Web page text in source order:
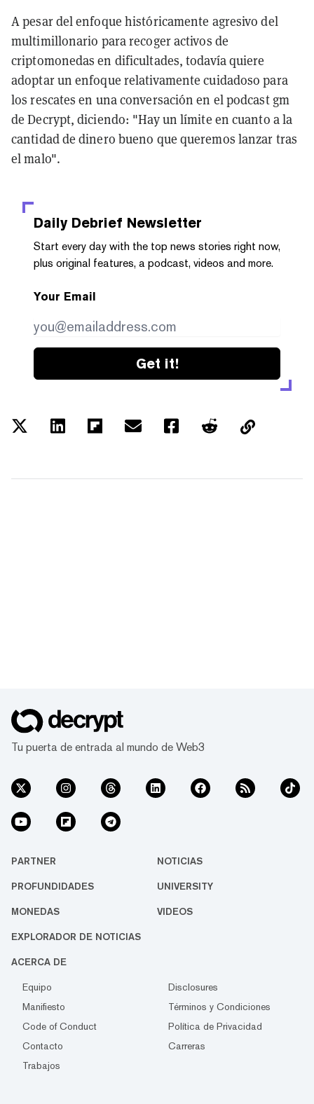
A pesar del enfoque históricamente agresivo del
multimillonario para recoger activos de
criptomonedas en dificultades, todavía quiere
adoptar un enfoque relativamente cuidadoso para
los rescates en una conversación en el podcast gm
de Decrypt, diciendo: "Hay un límite en cuanto a la
cantidad de dinero bueno que queremos lanzar tras
el malo".
Daily Debrief Newsletter
Start every day with the top news stories right now,
plus original features, a podcast, videos and more.
Your Email
Get it!
Tu puerta de entrada al mundo de Web3
PARTNER NOTICIAS
PROFUNDIDADES UNIVERSITY
MONEDAS VIDEOS
EXPLORADOR DE NOTICIAS
ACERCA DE
Equipo
Disclosures
Manifiesto
Términos y Condiciones
Code of Conduct
Política de Privacidad
Contacto
Carreras
Trabajos